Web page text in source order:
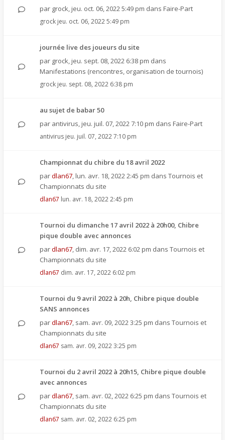
par grock, jeu. oct. 06, 2022 5:49 pm dans Faire-Part
grock jeu. oct. 06, 2022 5:49 pm
journée live des joueurs du site
par grock, jeu. sept. 08, 2022 6:38 pm dans
Manifestations (rencontres, organisation de tournois)
grock jeu. sept. 08, 2022 6:38 pm
au sujet de babar 50
par antivirus, jeu. juil. 07, 2022 7:10 pm dans Faire-Part
antivirus jeu. juil. 07, 2022 7:10 pm
Championnat du chibre du 18 avril 2022
pardlan67, lun. avr. 18, 2022 2:45 pm dans Tournois et
Championnats du site
dlan67 lun. avr. 18, 2022 2:45 pm
Tournoi du dimanche 17 avril 2022 à 20h00, Chibre
pique double avec annonces
pardlan67, dim. avr. 17, 2022 6:02 pm dans Tournois et
Championnats du site
dlan67 dim. avr. 17, 2022 6:02 pm
Tournoi du 9 avril 2022 à 20h, Chibre pique double
SANS annonces
pardlan67, sam. avr. 09, 2022 3:25 pm dans Tournois et
Championnats du site
dlan67 sam. avr. 09, 2022 3:25 pm
Tournoi du 2 avril 2022 à 20h15, Chibre pique double
avec annonces
pardlan67, sam. avr. 02, 2022 6:25 pm dans Tournois et
Championnats du site
dlan67 sam. avr. 02, 2022 6:25 pm